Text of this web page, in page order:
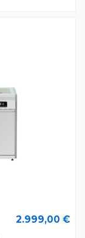
2.999,00 €